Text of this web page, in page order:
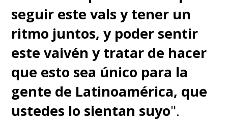
"Comedy" por Gen Hoshino, SPY
x FAMILY
"My Heart Has Surrendered"
por Airi Suzuki, Kaguya-sama:
Love Is War -Ultra Romantic-
seguir este vals y tener un
ritmo juntos, y poder sentir
este vaivén y tratar de hacer
que esto sea único para la
gente de Latinoamérica, que
ustedes lo sientan suyo".